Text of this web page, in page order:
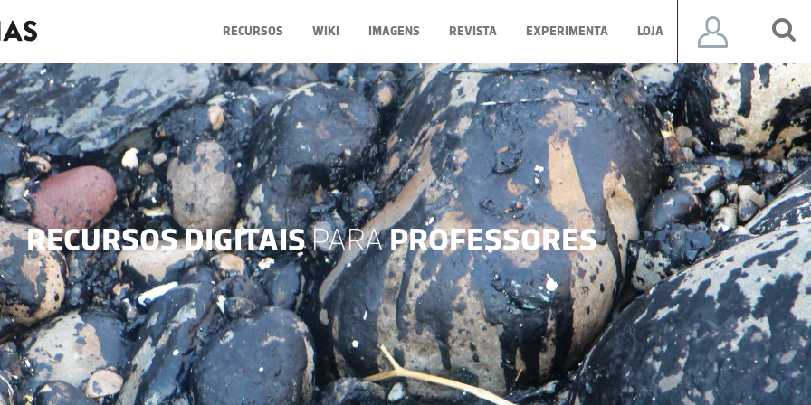
RECURSOS WIKI IMAGENS REVISTA EXPERIMENTA LOJA
RECURSOS DIGITAISPARAPROFESSORES